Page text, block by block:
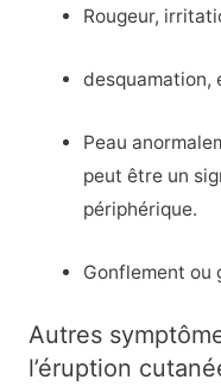
Rougeur,
desquamation,
Peau
peut être un
périphérique.
Gonflement ou
Autres
l’éruption